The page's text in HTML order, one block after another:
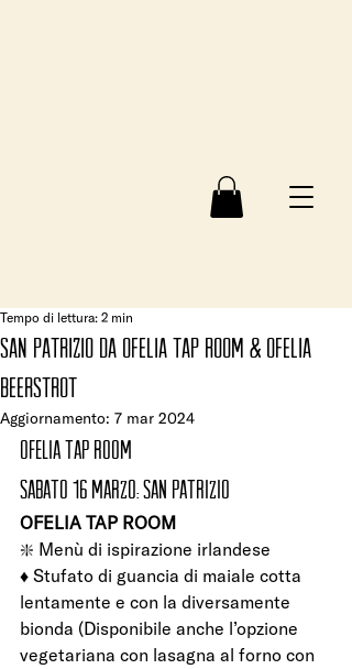
san patrizio da OFELIA TAP ROOM & OFELIA
BEERSTROT
Tempo di lettura: 2 min
Aggiornamento: 7 mar 2024
OFELIA TAP ROOM
sabato 16 marzo: SAN PATRIZIO
OFELIA TAP ROOM
❇️ Menù di ispirazione irlandese
♦️ Stufato di guancia di maiale cotta
lentamente e con la diversamente
bionda (Disponibile anche l’opzione
vegetariana con lasagna al forno con